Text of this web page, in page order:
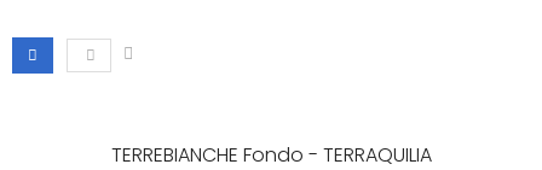
TERREBIANCHE Fondo - TERRAQUILIA